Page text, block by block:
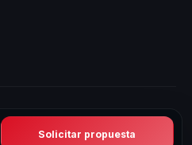
Solicitar propuesta
en Perú. Todos los
reservados.